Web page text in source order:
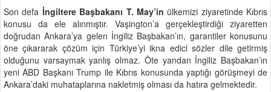
Son defa İngiltere Başbakanı T. May’in ülkemizi ziyaretinde Kıbrıs
konusu da ele alınmıştır. Vaşington’a gerçekleştirdiği ziyaretten
doğrudan Ankara’ya gelen İngiliz Başbakan’ın, garantiler konusunu
öne çıkararak çözüm için Türkiye’yi ikna edici sözler dile getirmiş
olduğunu varsaymak yanlış olmaz. Öte yandan İngiliz Başbakan’ın
yeni ABD Başkanı Trump ile Kıbrıs konusunda yaptığı görüşmeyi de
Ankara’daki muhataplarına nakletmiş olması da hatıra gelmektedir.